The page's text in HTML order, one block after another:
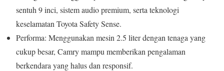
sentuh 9 inci, sistem audio premium, serta teknologi
keselamatan Toyota Safety Sense.
Performa: Menggunakan mesin 2.5 liter dengan tenaga yang
cukup besar, Camry mampu memberikan pengalaman
berkendara yang halus dan responsif.